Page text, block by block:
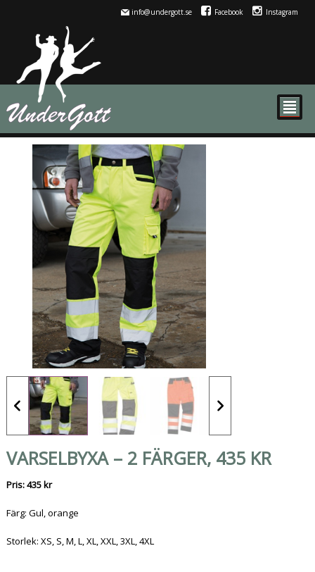
info@undergott.se Facebook Instagram
²
VARSELBYXA – 2 FÄRGER, 435 KR
Pris: 435 kr
Färg: Gul, orange
Storlek: XS, S, M, L, XL, XXL, 3XL, 4XL